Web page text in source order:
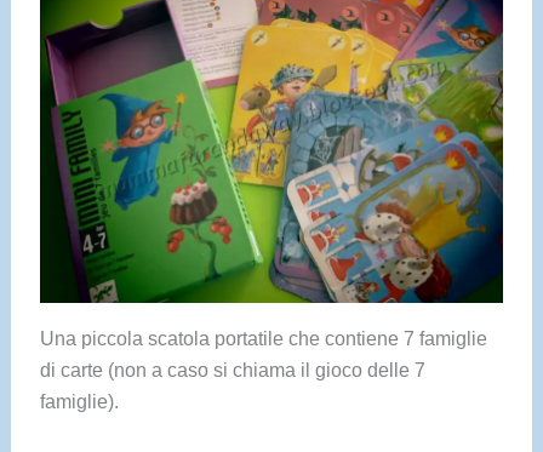
Una piccola scatola portatile che contiene 7 famiglie
di carte (non a caso si chiama il gioco delle 7
famiglie).